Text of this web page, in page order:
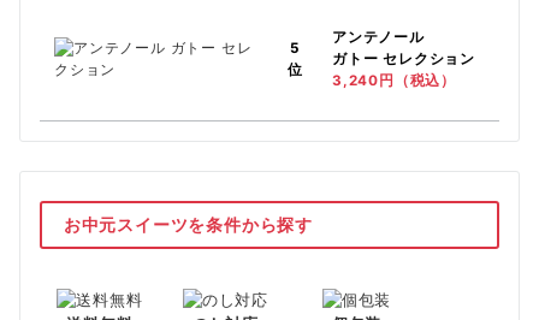
5
位
アンテノール
ガトー セレクション
3,240円（税込）
お中元スイーツを条件から探す